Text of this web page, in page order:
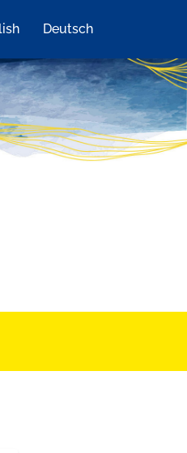
Deutsch